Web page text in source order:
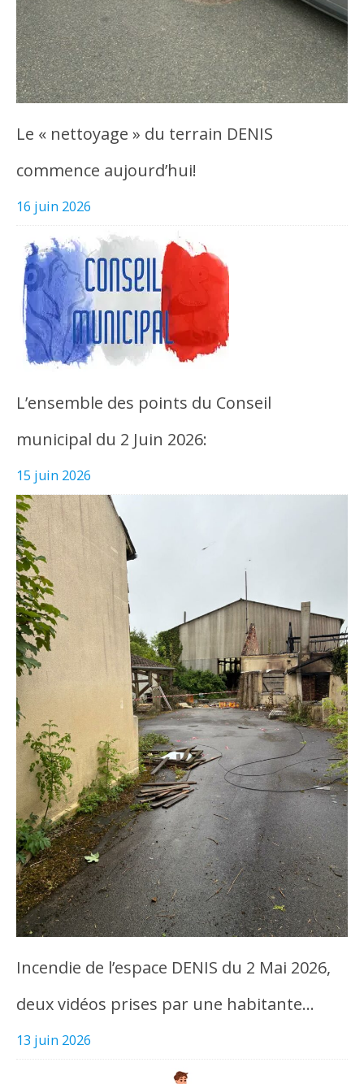
Le « nettoyage » du terrain DENIS
commence aujourd’hui!
16 juin 2026
L’ensemble des points du Conseil
municipal du 2 Juin 2026:
15 juin 2026
Incendie de l’espace DENIS du 2 Mai 2026,
deux vidéos prises par une habitante…
13 juin 2026